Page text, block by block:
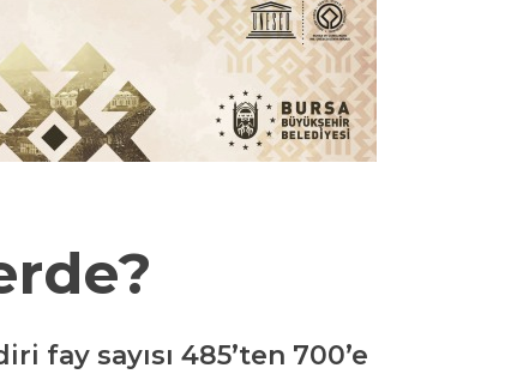
fay sayısı 485’ten 700’e